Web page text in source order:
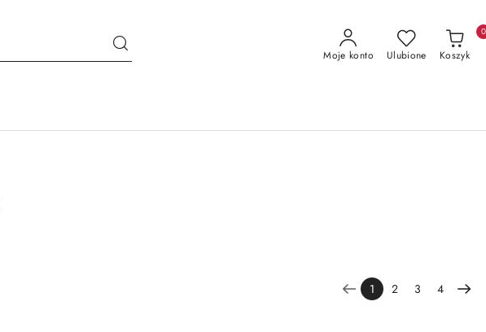
Moje konto Ulubione Koszyk
0
1 2 3 4